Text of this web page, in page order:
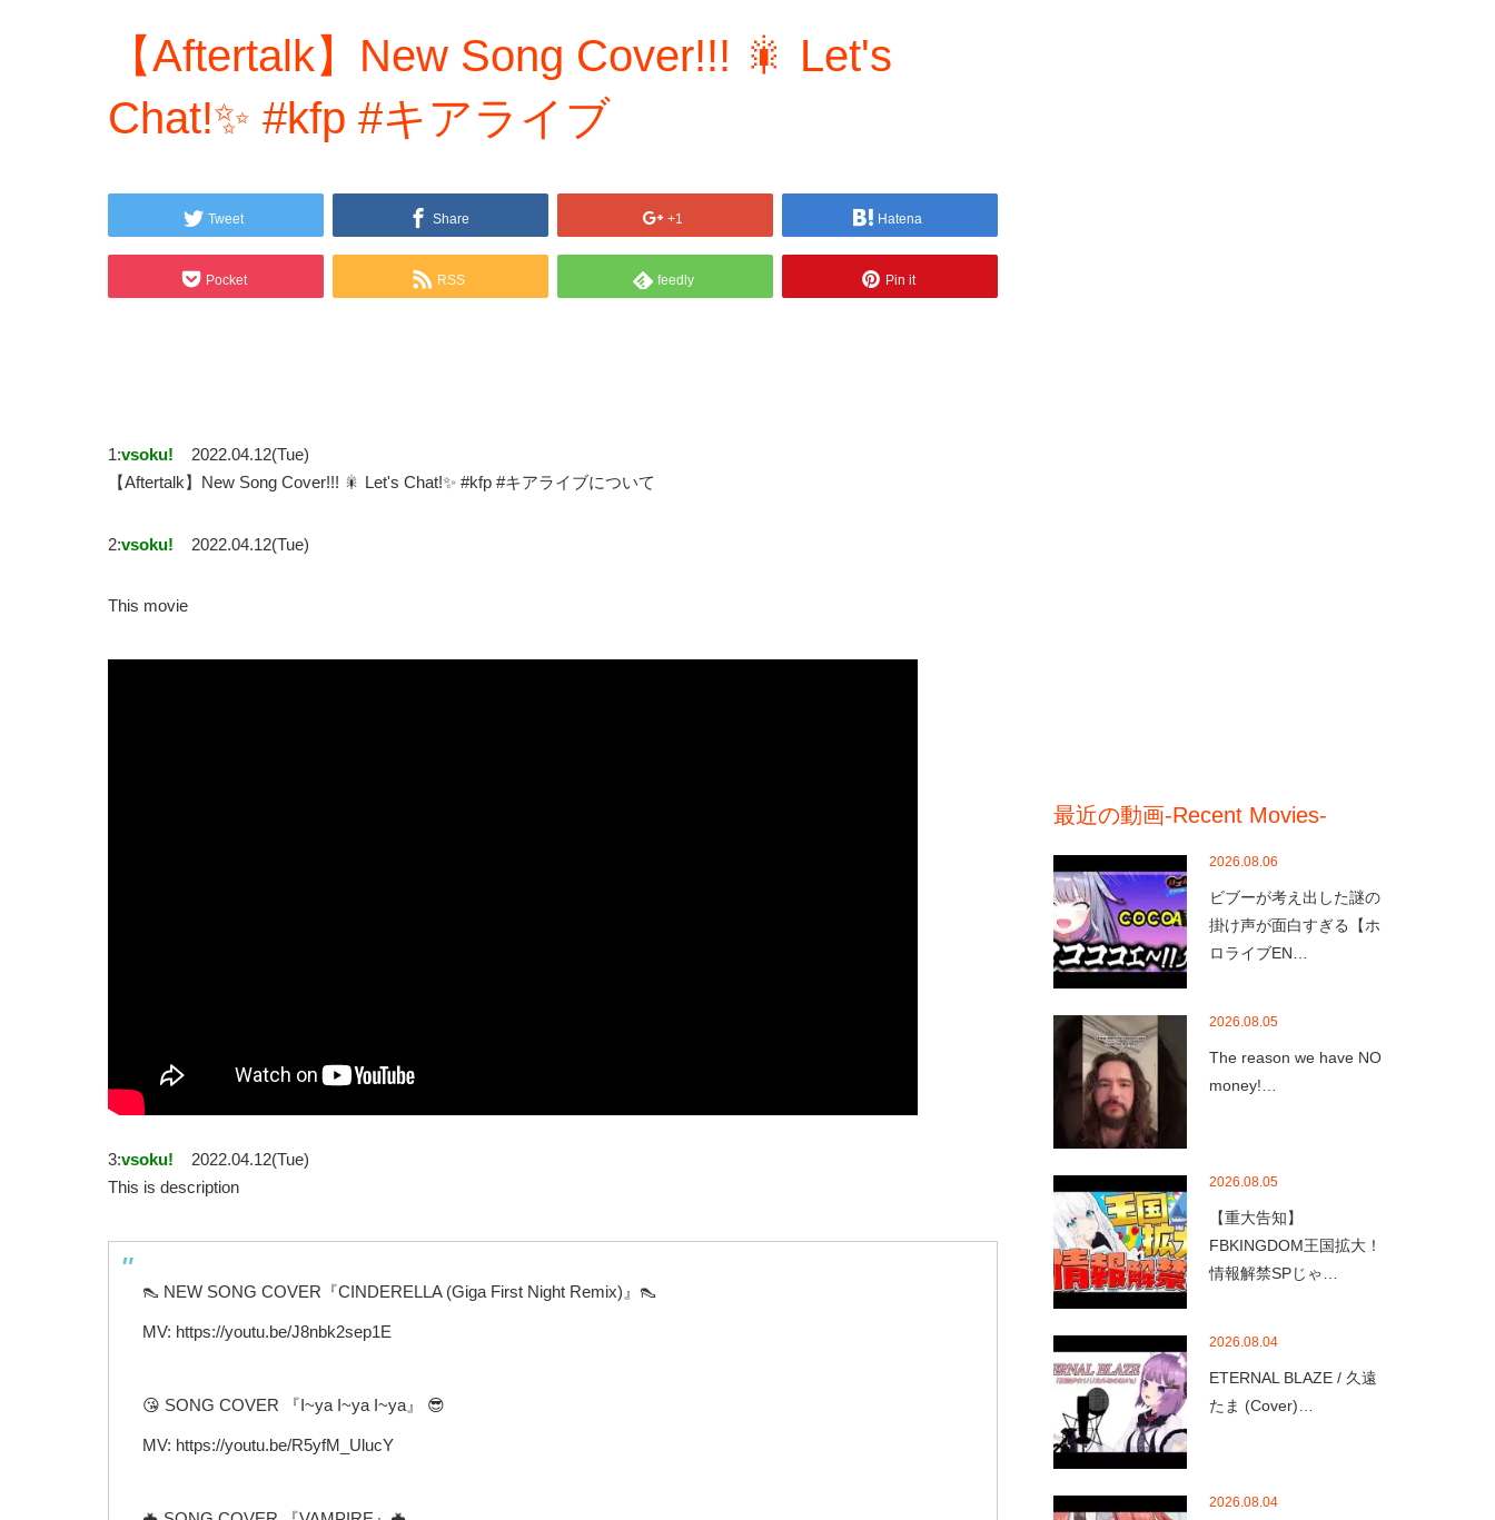
【Aftertalk】New Song Cover!!! 🎇 Let's
Chat!✨ #kfp #キアライブ
Tweet Share +1 Hatena
Pocket RSS feedly Pin it
1:vsoku!
2022.04.12(Tue)
【Aftertalk】New Song Cover!!! 🎇 Let's Chat!✨ #kfp #キアライブについて
2:vsoku! 2022.04.12(Tue)
This movie
3:vsoku!
2022.04.12(Tue)
This is description
👠 NEW SONG COVER『CINDERELLA (Giga First Night Remix)』👠
MV: https://youtu.be/J8nbk2sep1E
😘 SONG COVER 『I~ya I~ya I~ya』 😎
MV: https://youtu.be/R5yfM_UlucY
最近の動画-Recent Movies-
2026.08.06
ビブーが考え出した謎の
掛け声が面白すぎる【ホ
ロライブEN…
2026.08.05
The reason we have NO
money!…
2026.08.05
【重大告知】
FBKINGDOM王国拡大！
情報解禁SPじゃ…
2026.08.04
ETERNAL BLAZE / 久遠
たま (Cover)…
2026.08.04